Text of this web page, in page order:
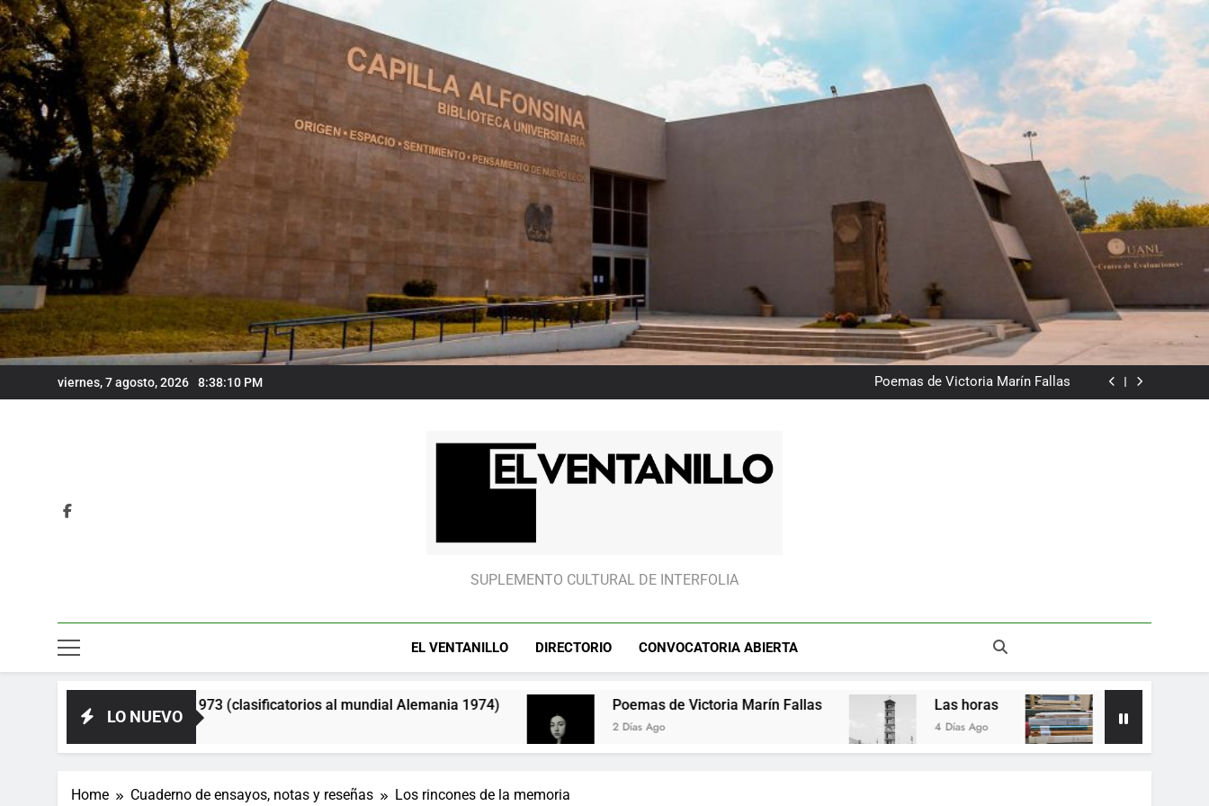
Skip
to
content
viernes, 7 agosto, 2026 8:38:11 PM
Del valor en la literatura
El partido “fantasma” entre Chile y la Unión Soviética. Año 1973
(clasificatorios al mundial Alemania 1974)
Poemas de Victoria Marín Fallas
El Ventanillo
SUPLEMENTO CULTURAL DE INTERFOLIA
EL VENTANILLO DIRECTORIO CONVOCATORIA ABIERTA
LO NUEVO
Año 1973 (clasificatorios al mundial Alemania 1974) Poemas de Victoria Marín Fallas Las horas Del valor en la literatura
2 Semanas Ago
Home Cuaderno de ensayos, notas y reseñas Los rincones de la memoria